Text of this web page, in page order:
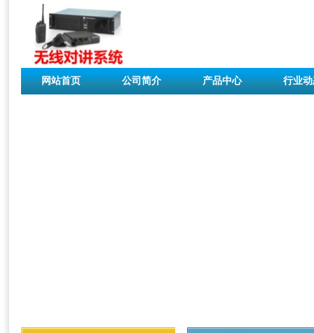
网站首页 公司简介 产品中心 行业